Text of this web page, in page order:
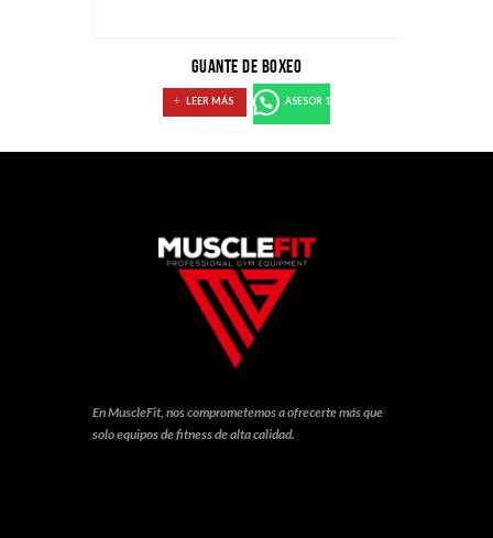
GUANTE DE BOXEO
LEER MÁS ASESOR 1
En MuscleFit, nos comprometemos a ofrecerte más que
solo equipos de fitness de alta calidad.